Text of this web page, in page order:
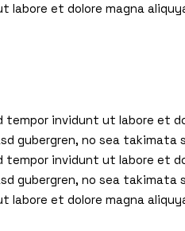
et dolore magna
invidunt ut labore et
gubergren, no sea takimata
invidunt ut labore et
gubergren, no sea takimata
et dolore magna